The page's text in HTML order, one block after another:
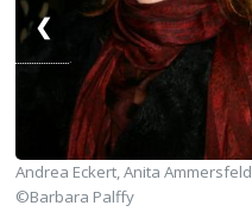
Andrea Eckert, Anita Ammersfeld
©Barbara Palffy
❮